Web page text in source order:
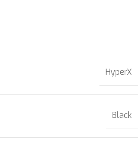
HyperX
Black